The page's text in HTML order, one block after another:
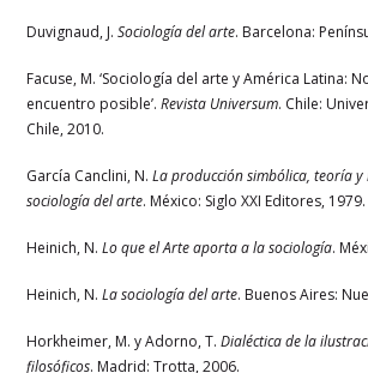
Duvignaud, J.Sociología del arte. Barcelona:
Facuse, M. ‘Sociología del arte y América Latina:
encuentro posible’.Revista Universum. Chile:
Chile, 2010.
García Canclini, N.La producción simbólica, teoría
sociología del arte. México: Siglo XXI Editores, 1979.
Heinich, N.Lo que el Arte aporta a la sociología.
Heinich, N.La sociología del arte. Buenos Aires:
Horkheimer, M. y Adorno, T.Dialéctica de la
filosóficos. Madrid: Trotta, 2006.